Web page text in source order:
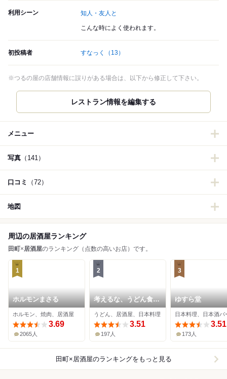
利用シーン 知人・友人と
こんな時によく使われます。
初投稿者 すなっく （13）
※つるの屋の店舗情報に誤りがある場合は、以下から修正して下さい。
レストラン情報を編集する
メニュー
写真 （141）
口コミ （72）
地図
周辺の居酒屋ランキング
田町×居酒屋のランキング（点数の高いお店）です。
1
ホルモンまさる
ホルモン、焼肉、居酒屋
3.69
2065人
2
考えるな、うどん食
え。
うどん、居酒屋、日本料理
3.51
197人
3
ゆすら堂
3.51
173人
田町×居酒屋のランキングをもっと見る